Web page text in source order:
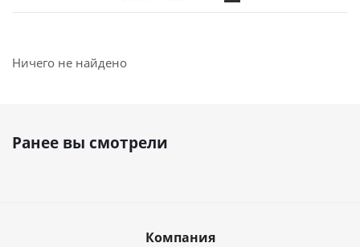
Ничего не найдено
Ранее вы смотрели
Компания